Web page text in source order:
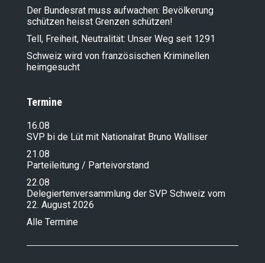
Der Bundesrat muss aufwachen: Bevölkerung
schützen heisst Grenzen schützen!
Tell, Freiheit, Neutralität: Unser Weg seit 1291
Schweiz wird von französischen Kriminellen
heimgesucht
Termine
16.08
SVP bi de Lüt mit Nationalrat Bruno Walliser
21.08
Parteileitung / Parteivorstand
22.08
Delegiertenversammlung der SVP Schweiz vom
22. August 2026
Alle Termine